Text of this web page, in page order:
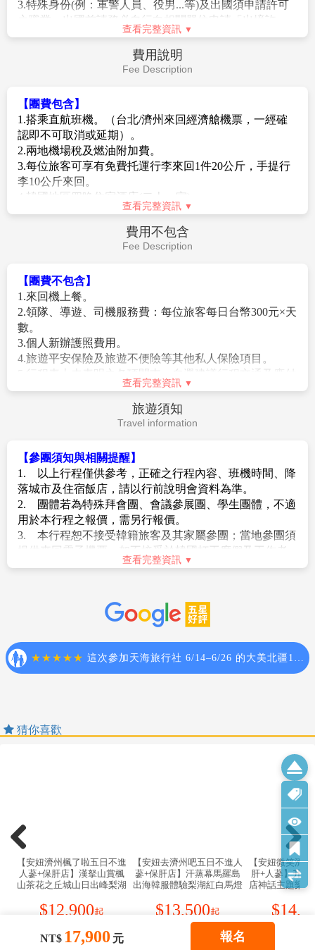
NT$ 17,900 元 報名
作為濟州島的代表傳統市場，這裡新鮮的海產十分受歡
迎。不僅能用低廉實惠的價格買到包含帶魚生魚片在內
的各種綜合生魚片，還有鮑魚內臟飯、斑鰩三合、放入
整隻鮑魚的烤肉排等備受矚目的創意美食。
【七星路購物街】濟州島最具代表性的商圈「七星
城，諸多店家中，以在濟州旅遊進行戶外活動時不可或
缺的運動服飾門市的數量最多。以時尚街為中心，附近
有濟州歷史最悠久的傳統市場「東門市場」、美食餐廳
雲集的「黑豬肉街」等，販售服飾與生活用品的濟州中
央地下街亦相距不遠。
辦理出境手續後，搭乘豪華客機飛返桃園國際機場，團
員們互道珍重再見後，平平安安、快快樂樂地歸向闊別
多日的家園，結束這次愉快的韓國之旅。
作業規定
以上，持有效護照、來回機票即可入境韓國。
2.護照不得有汙(破)損、缺頁、擅自增刪、塗改、加蓋圖
戳、或擅貼貼紙。
3.特殊身份(例：軍警人員、役男...等)及出國須申請許可
之職業，出國前請務必自行向相關單位申請「出境許
可」並於出國當日攜帶相關文件備查。(役男是指年滿十
九歲當年一月一日起至屆滿三十六歲之年十二月三十一
日止，尚未履行兵役義務之役齡男子。)
4.韓國政府宣布，暫先針對台灣等22個國家或地區之外籍
旅客實施免除K-ETA(有關K-ETA相關資訊，請參考韓國
5.持外國護照需本人親自辦理南韓簽證(或線上申辦K-
ETA)，無法委託代辦。
6. 旅客持外國護照進出韓國時，機場櫃台會要求出示台
灣至該國的回程機票證明或外國人在台灣的居留證，請
旅客務必攜帶。
7.自2012年01月01日起年滿17歲以上的外國旅客入境韓國
時，需留下《雙手食指指紋及臉部照片資料》。
8. 2026/01/01起韓國全面採電子入境申報
https://www.e-arrivalcard.go.kr/。請旅客於入境72
小時內自行填寫完電子入境卡。
【特別說明】
1.團體機票(含燃油附加稅)一經開票後，均無退票價值，
此點基於航空公司之規定，敬請見諒。
2.若因不可抗力因素/航空公司變動航班時間/景區臨時關
閉等，造成團體在行進時行程先後順序調整或更改調整
行程，將盡力忠於原行程內容，敬請見諒。
3.因疫情影響，團體旅遊等受出入境限制令規範，本行程
內容和辦理簽證等注意事項僅供參考，將依各國法規隨
期訂金NT$20000/人。)
5.在網路上完成報名動作，只是完成預定手續，並不保證
6. 購物站安排：
A.本旅遊行程有安排購物站，站內將有銷售人員為您提
遊行程。
刷、牙膏、拖鞋、盥洗用品、毛巾(或大毛巾)，有些飯店
有提供，有些不提供。
8.請將行動電源隨身攜帶，並個別包裝(一個電池放在一
個透明夾鏈袋內分別包裝)。（禁止放在上方置物櫃中）
9.暖暖包必須隨身攜帶，禁止托運。(包括全新未打開使
用)
【作業規定】
1.本行程最低出團人數為16人以上(含) ，台灣地區將派遣
合格導遊隨行服務。如未達團體基本出團成行人數，將
費用說明
認即不可取消或延期）。
2.兩地機場稅及燃油附加費。
3.每位旅客可享有免費托運行李來回1件20公斤，手提行
李10公斤來回。
4.韓國地區四晚住宿酒店(二人一室)。
5.保險：新台幣250萬旅遊責任險暨新台幣20萬意外醫療
查看完整資訊
費用不包含
2.領隊、導遊、司機服務費：每位旅客每日台幣300元×天
數。
3.個人新辦護照費用。
4.旅遊平安保險及旅遊不便險等其他私人保險項目。
5.行程表上未表明之各項開支，自選建議行程交通及應付
費用。
6.純係私人之消費：如行李超重費、飲料酒類、洗衣、電
話、電報及私人交通費。
查看完整資訊
旅遊須知
【參團須知與相關提醒】
1. 以上行程僅供參考，正確之行程內容、班機時間、降
落城市及住宿飯店，請以行前說明會資料為準。
2. 團體若為特殊拜會團、會議參展團、學生團體，不適
用於本行程之報價，需另行報價。
4. 特殊規定如下：參加本行程若逢以下條件限定，費用
 此行程報價限持中華民國護照散客參團適用，僅適用
於正常之散客報名，整組包團、參展團、會議團、學生
旅客若提供或隱瞞不實資料經查明屬實，本公司有權拒
收訂單，此為維護雙方誠信及旅遊品質，造成不便之
處，敬請見諒。
 學生及外籍人士(不含韓國籍)，單持一本外國護照
者，每人需加收NTD8500元。
 單筆訂單不足24歲及65歲以上報名人數不可超過半
數，若超過半數則價格另議～請洽業務人員。
5. 韓國因響應環保減少廢氣、汽機車、大型車停車超過
3分鐘即須熄火關閉引擎，否則將會記點罰款，故司機會
猜你喜歡